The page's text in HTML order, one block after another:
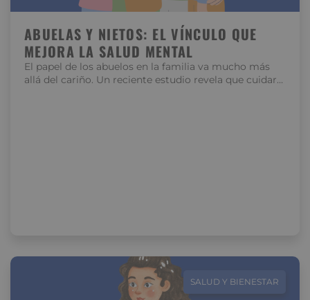
ABUELAS Y NIETOS: EL VÍNCULO QUE
MEJORA LA SALUD MENTAL
El papel de los abuelos en la familia va mucho más
allá del cariño. Un reciente estudio revela que cuidar…
SALUD Y BIENESTAR